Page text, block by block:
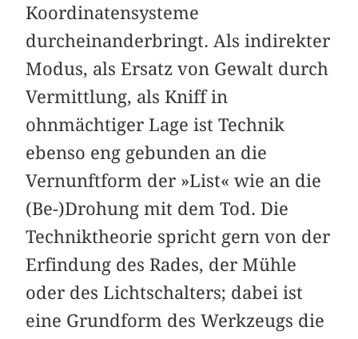
Koordinatensysteme
durcheinanderbringt. Als indirekter
Modus, als Ersatz von Gewalt durch
Vermittlung, als Kniff in
ohnmächtiger Lage ist Technik
ebenso eng gebunden an die
Vernunftform der »List« wie an die
(Be-)Drohung mit dem Tod. Die
Techniktheorie spricht gern von der
Erfindung des Rades, der Mühle
oder des Lichtschalters; dabei ist
eine Grundform des Werkzeugs die